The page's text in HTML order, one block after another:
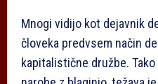
Mnogi vidijo kot dejavnik
človeka predvsem način
kapitalistične družbe.